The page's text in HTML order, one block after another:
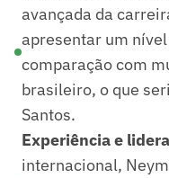
avançada da
apresentar um
comparação com
brasileiro, o que
Santos.
Experiência e
internacional,